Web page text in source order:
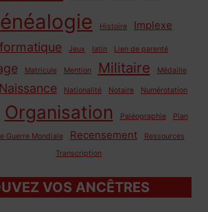
Histoire Implexe
Jeux latin Lien de parenté
Matricule Mention Militaire Médaille
Naissance Nationalité Notaire Numérotation
Organisation Paléographie Plan
Guerre Mondiale Recensement
Ressources
Transcription
VOS ANCÊTRES